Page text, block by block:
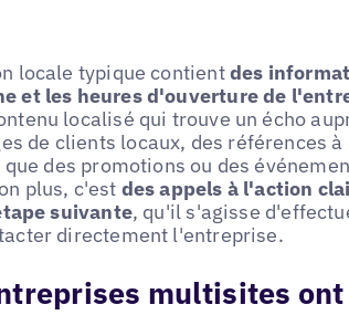
locale typique contientdes
et les heures d'ouverture de
localisé qui trouve un écho
de clients locaux, des références à
des promotions ou des
plus, c'est des appels à l'action
suivante, qu'il s'agisse
directement l'entreprise.
multisites ont